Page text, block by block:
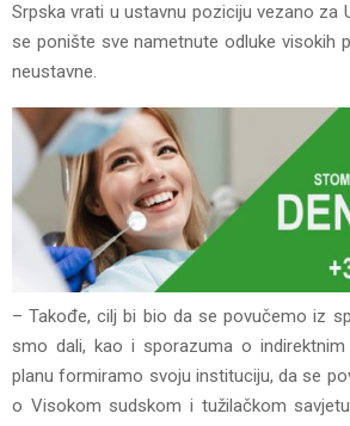
Srpska vrati u ustavnu poziciju vezano za
se ponište sve nametnute odluke visokih
neustavne.
– Takođe, cilj bi bio da se povučemo iz
smo dali, kao i sporazuma o
planu formiramo svoju instituciju, da se
o Visokom sudskom i tužilačkom